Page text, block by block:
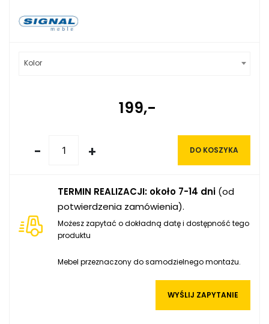
Kolor
199,-
- + DO KOSZYKA
TERMIN REALIZACJI: około 7-14 dni (od
potwierdzenia zamówienia).
Możesz zapytać o dokładną datę i dostępność tego
produktu
Mebel przeznaczony do samodzielnego montażu.
WYŚLIJ ZAPYTANIE